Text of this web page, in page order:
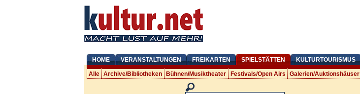
HOME VERANSTALTUNGEN FREIKARTEN SPIELSTÄTTEN KULTURTOURISMUS
Alle Archive/Bibliotheken Bühnen/Musiktheater Festivals/Open Airs Galerien/Auktionshäuser